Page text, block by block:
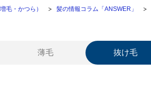
毛・かつら） 髪の情報コラム「ANSWER」
薄毛 抜け毛